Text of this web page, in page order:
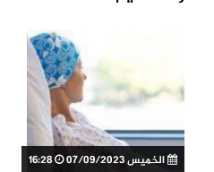
الخميس 07/09/2023